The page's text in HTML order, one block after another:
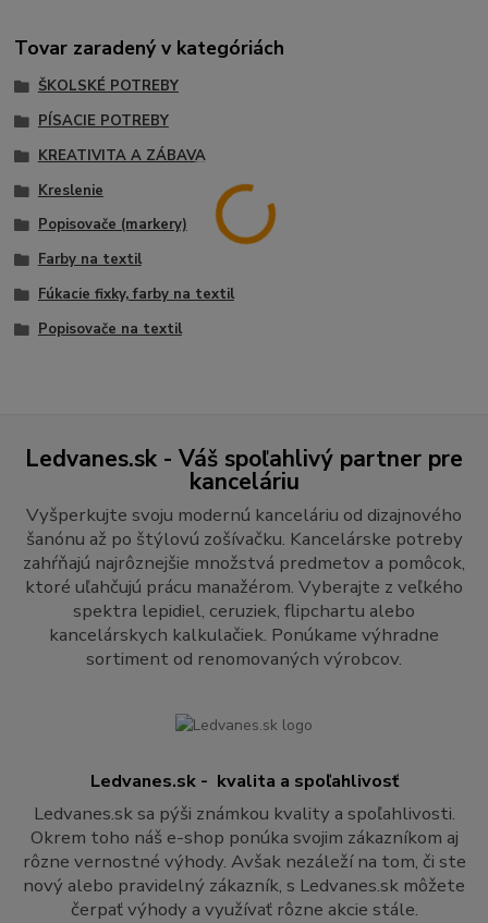
Tovar zaradený v kategóriách
ŠKOLSKÉ POTREBY
PÍSACIE POTREBY
KREATIVITA A ZÁBAVA
Kreslenie
Popisovače (markery)
Farby na textil
Fúkacie fixky, farby na textil
Popisovače na textil
Ledvanes.sk - Váš spoľahlivý partner pre
kanceláriu
Vyšperkujte svoju modernú kanceláriu od dizajnového
šanónu až po štýlovú zošívačku. Kancelárske potreby
zahŕňajú najrôznejšie množstvá predmetov a pomôcok,
ktoré uľahčujú prácu manažérom. Vyberajte z veľkého
spektra lepidiel, ceruziek, flipchartu alebo
kancelárskych kalkulačiek. Ponúkame výhradne
sortiment od renomovaných výrobcov.
Ledvanes.sk - kvalita a spoľahlivosť
Ledvanes.sk sa pýši známkou kvality a spoľahlivosti.
Okrem toho náš e-shop ponúka svojim zákazníkom aj
rôzne vernostné výhody. Avšak nezáleží na tom, či ste
nový alebo pravidelný zákazník, s Ledvanes.sk môžete
čerpať výhody a využívať rôzne akcie stále.